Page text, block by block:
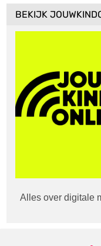
BEKIJK
Alles over digitale